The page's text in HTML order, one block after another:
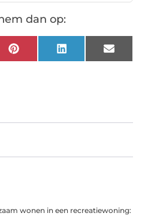
dan op:
Pinterest LinkedIn Email
wonen in een recreatiewoning: